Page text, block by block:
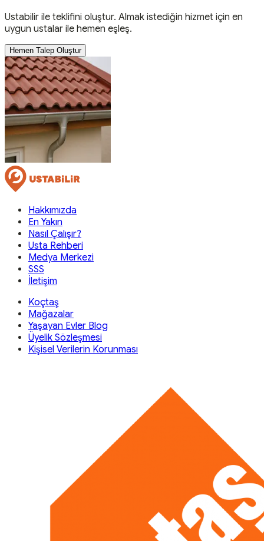
Ustabilir ile teklifini oluştur. Almak istediğin hizmet için en
uygun ustalar ile hemen eşleş.
Hemen Talep Oluştur
Hakkımızda
En Yakın
Nasıl Çalışır?
Usta Rehberi
Medya Merkezi
SSS
İletişim
Koçtaş
Mağazalar
Yaşayan Evler Blog
Üyelik Sözleşmesi
Kişisel Verilerin Korunması